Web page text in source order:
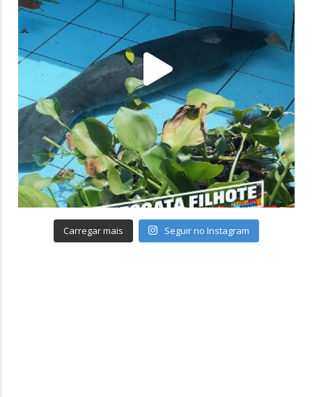
Carregar mais Seguir no Instagram